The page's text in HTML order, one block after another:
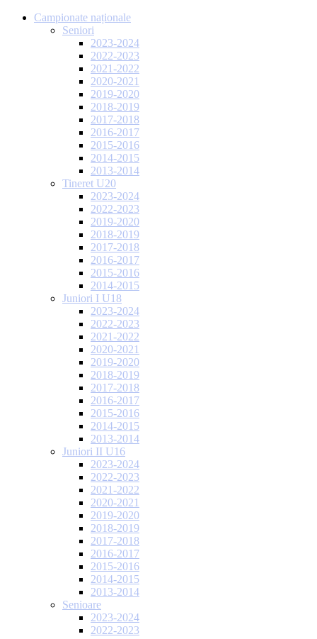
Campionate naționale
Seniori
2023-2024
2022-2023
2021-2022
2020-2021
2019-2020
2018-2019
2017-2018
2016-2017
2015-2016
2014-2015
2013-2014
Tineret U20
2023-2024
2022-2023
2019-2020
2018-2019
2017-2018
2016-2017
2015-2016
2014-2015
Juniori I U18
2023-2024
2022-2023
2021-2022
2020-2021
2019-2020
2018-2019
2017-2018
2016-2017
2015-2016
2014-2015
2013-2014
Juniori II U16
2023-2024
2022-2023
2021-2022
2020-2021
2019-2020
2018-2019
2017-2018
2016-2017
2015-2016
2014-2015
2013-2014
Senioare
2023-2024
2022-2023